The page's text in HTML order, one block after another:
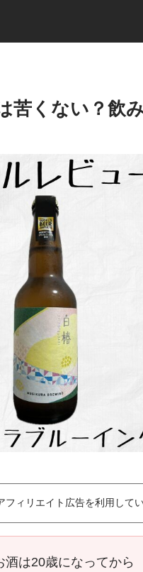
苦くない？飲
ィリエイト広告を利用して
酒は20歳になってから